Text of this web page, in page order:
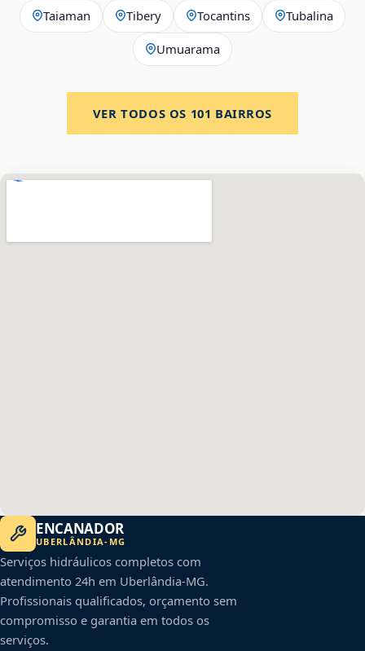
Taiaman Tibery Tocantins Tubalina
Umuarama
VER TODOS OS 101 BAIRROS
ENCANADOR
UBERLÂNDIA- MG
Serviços hidráulicos completos com
atendimento 24h em Uberlândia-MG.
Profissionais qualificados, orçamento sem
compromisso e garantia em todos os
serviços.